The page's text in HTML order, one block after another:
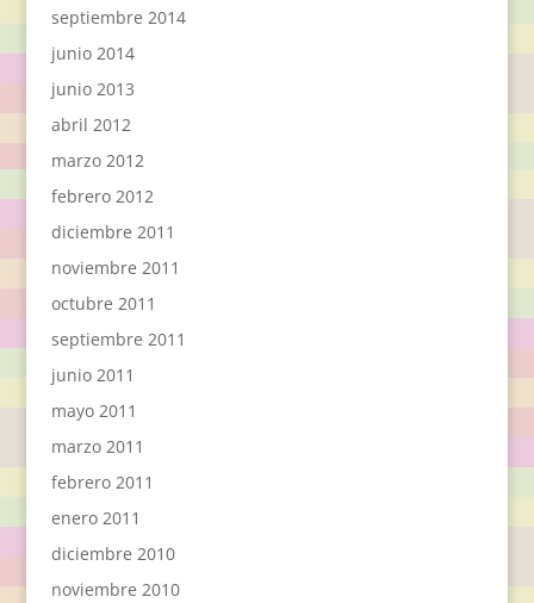
septiembre 2014
junio 2014
junio 2013
abril 2012
marzo 2012
febrero 2012
diciembre 2011
noviembre 2011
octubre 2011
septiembre 2011
junio 2011
mayo 2011
marzo 2011
febrero 2011
enero 2011
diciembre 2010
noviembre 2010